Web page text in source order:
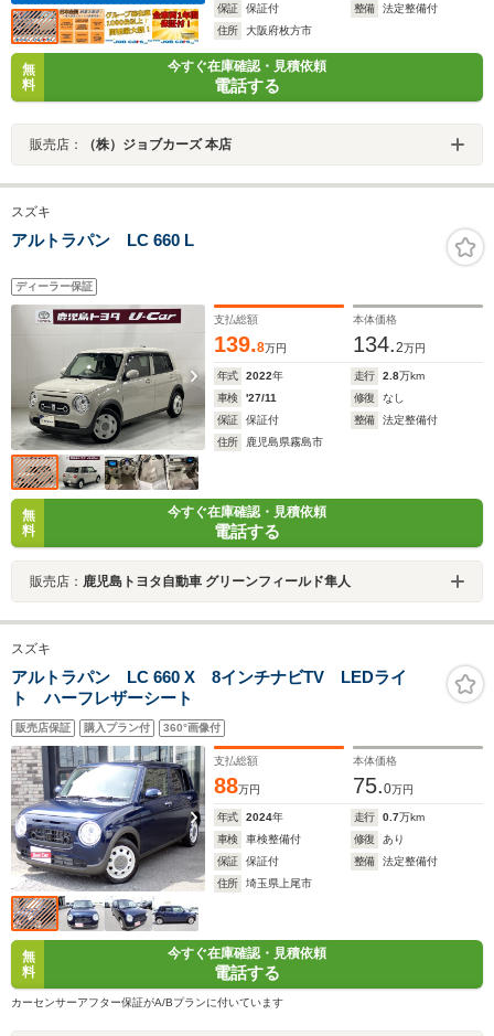
保証
保証付 整備
法定整備付
住所
大阪府枚方市
無
料
今すぐ在庫確認・見積依頼
電話する
販売店： （株）ジョブカーズ 本店
スズキ
アルトラパン LC 660 L
ディーラー保証
支払総額
139.8万円
本体価格
134.2万円
年式 2022年 走行 2.8万km
車検
'27/11 修復
なし
保証
保証付 整備
法定整備付
住所
鹿児島県霧島市
無
料
今すぐ在庫確認・見積依頼
電話する
販売店： 鹿児島トヨタ自動車 グリーンフィールド隼人
スズキ
アルトラパン LC 660 X 8インチナビTV LEDライ
ト ハーフレザーシート
販売店保証 購入プラン付 360°画像付
支払総額
88万円
本体価格
75.0万円
年式 2024年 走行 0.7万km
車検
車検整備付 修復
あり
保証
保証付 整備
法定整備付
住所
埼玉県上尾市
無
料
今すぐ在庫確認・見積依頼
電話する
カーセンサーアフター保証がA/Bプランに付いています